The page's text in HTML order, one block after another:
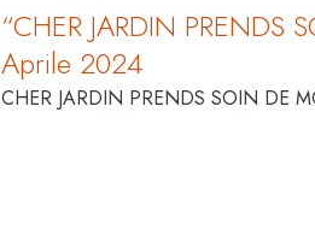
“CHER JARDIN
Aprile 2024
CHER JARDIN PRENDS SOIN DE